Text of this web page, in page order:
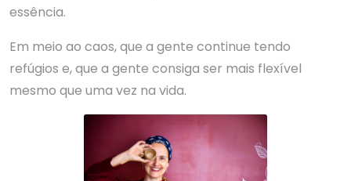
essência.
Em meio ao caos, que a gente continue tendo
refúgios e, que a gente consiga ser mais flexível
mesmo que uma vez na vida.